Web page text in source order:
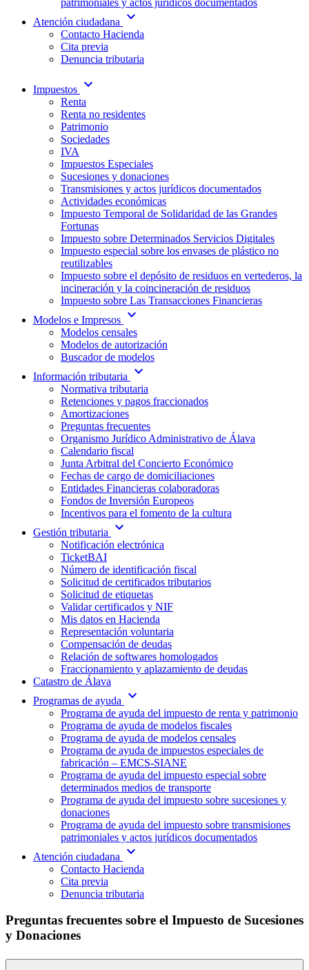
Atención ciudadana
expand_more
Contacto Hacienda
Cita previa
Denuncia tributaria
Impuestos expand_more
Renta
Renta no residentes
Patrimonio
Sociedades
IVA
Impuestos Especiales
Sucesiones y donaciones
Transmisiones y actos jurídicos documentados
Actividades económicas
Impuesto Temporal de Solidaridad de las Grandes
Fortunas
Impuesto sobre Determinados Servicios Digitales
Impuesto especial sobre los envases de plástico no
reutilizables
Impuesto sobre el depósito de residuos en vertederos, la
incineración y la coincineración de residuos
Impuesto sobre Las Transacciones Financieras
Modelos e Impresos expand_more
Modelos censales
Modelos de autorización
Buscador de modelos
Información tributaria
expand_more
Normativa tributaria
Retenciones y pagos fraccionados
Amortizaciones
Preguntas frecuentes
Organismo Jurídico Administrativo de Álava
Calendario fiscal
Junta Arbitral del Concierto Económico
Fechas de cargo de domiciliaciones
Entidades Financieras colaboradoras
Fondos de Inversión Europeos
Incentivos para el fomento de la cultura
Gestión tributaria
expand_more
Notificación electrónica
TicketBAI
Número de identificación fiscal
Solicitud de certificados tributarios
Solicitud de etiquetas
Validar certificados y NIF
Mis datos en Hacienda
Representación voluntaria
Compensación de deudas
Relación de softwares homologados
Fraccionamiento y aplazamiento de deudas
Catastro de Álava
Programas de ayuda
expand_more
Programa de ayuda del impuesto de renta y patrimonio
Programa de ayuda de modelos fiscales
Programa de ayuda de modelos censales
Programa de ayuda de impuestos especiales de
fabricación – EMCS-SIANE
Programa de ayuda del impuesto especial sobre
determinados medios de transporte
Programa de ayuda del impuesto sobre sucesiones y
donaciones
Programa de ayuda del impuesto sobre transmisiones
patrimoniales y actos jurídicos documentados
Atención ciudadana
expand_more
Contacto Hacienda
Cita previa
Denuncia tributaria
Preguntas frecuentes sobre el Impuesto de Sucesiones
y Donaciones